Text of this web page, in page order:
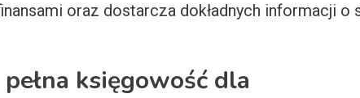
oraz dostarcza dokładnych informacji o
księgowość dla